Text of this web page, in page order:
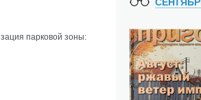
парковой зоны: